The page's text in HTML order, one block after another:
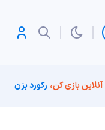
آنلاین بازی کن، رکورد بزن